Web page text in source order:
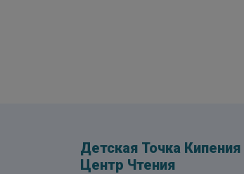
Детская Точка Кипения
Центр Чтения